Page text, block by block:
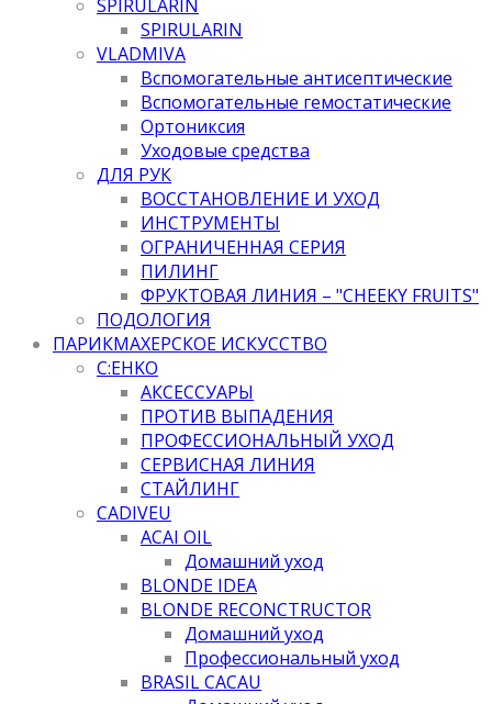
SPIRULARIN
SPIRULARIN
VLADMIVA
Вспомогательные антисептические
Вспомогательные гемостатические
Ортониксия
Уходовые средства
ДЛЯ РУК
ВОССТАНОВЛЕНИЕ И УХОД
ИНСТРУМЕНТЫ
ОГРАНИЧЕННАЯ СЕРИЯ
ПИЛИНГ
ФРУКТОВАЯ ЛИНИЯ – "CHEEKY FRUITS"
ПОДОЛОГИЯ
ПАРИКМАХЕРСКОЕ ИСКУССТВО
C:EHKO
АКСЕССУАРЫ
ПРОТИВ ВЫПАДЕНИЯ
ПРОФЕССИОНАЛЬНЫЙ УХОД
СЕРВИСНАЯ ЛИНИЯ
СТАЙЛИНГ
CADIVEU
ACAI OIL
Домашний уход
BLONDE IDEA
BLONDE RECONCTRUCTOR
Домашний уход
Профессиональный уход
BRASIL CACAU